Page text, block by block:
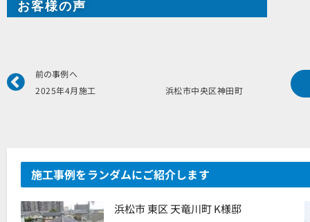
お客様の声
Prev
前の事例へ
2025年4月施工 浜松市中央区神田町
施工事例をランダムにご紹介します
浜松市 東区 天竜川町 K様邸